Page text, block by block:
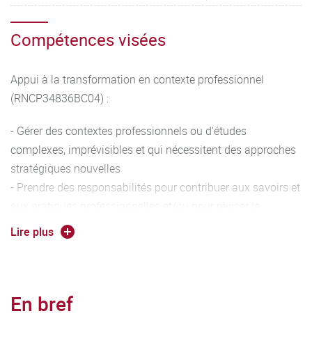
Compétences visées
Appui à la transformation en contexte professionnel
(RNCP34836BC04) :
- Gérer des contextes professionnels ou d’études
complexes, imprévisibles et qui nécessitent des approches
stratégiques nouvelles
- Prendre des responsabilités pour contribuer aux savoirs et
performance stratégique d'une équipe
- Conduire un projet (conception, pilotage, coordination
dans un cadre collaboratif
Lire plus
En bref